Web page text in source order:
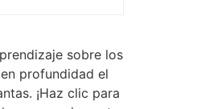
sobre los
profundidad el
¡Haz clic para